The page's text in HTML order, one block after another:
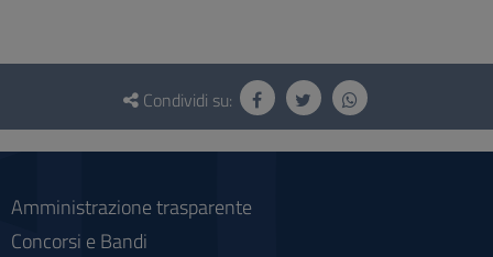
Questionario
social
Condividi su:
Amministrazione trasparente
Concorsi e Bandi